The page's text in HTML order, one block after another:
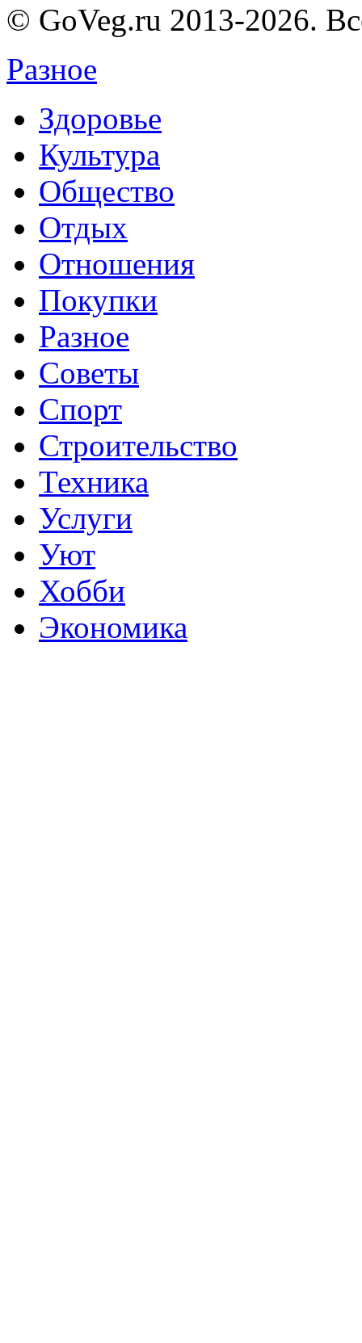
© GoVeg.ru 2013-2026.
Разное
Здоровье
Культура
Общество
Отдых
Отношения
Покупки
Разное
Советы
Спорт
Строительство
Техника
Услуги
Уют
Хобби
Экономика